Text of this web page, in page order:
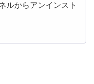
ルからアンインスト